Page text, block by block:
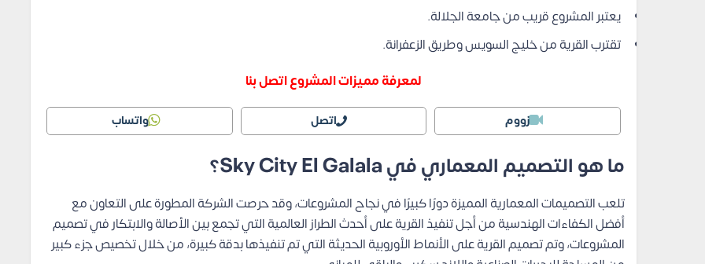
يعتبر المشروع قريب من جامعة الجلالة.
تقترب القرية من خليج السويس وطريق الزعفرانة.
لمعرفة مميزات المشروع اتصل بنا
زووم اتصل واتساب
ما هو التصميم المعماري في Sky City El Galala؟
تلعب التصميمات المعمارية المميزة دورًا كبيرًا في نجاح المشروعات، وقد حرصت الشركة المطورة على التعاون مع
أفضل الكفاءات الهندسية من أجل تنفيذ القرية على أحدث الطراز العالمية التي تجمع بين الأصالة والابتكار في تصميم
المشروعات، وتم تصميم القرية على الأنماط الأوروبية الحديثة التي تم تنفيذها بدقة كبيرة، من خلال تخصيص جزء كبير